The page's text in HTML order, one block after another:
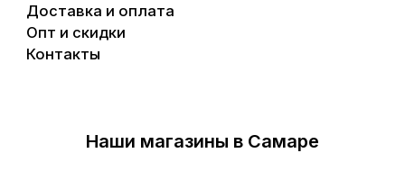
Доставка и оплата
Опт и скидки
Контакты
Наши магазины в Самаре